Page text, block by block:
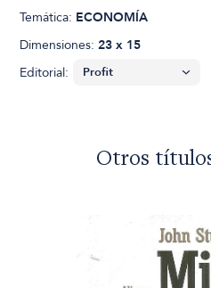
Temática: ECONOMÍA
Dimensiones:23 x 15
Editorial:
Otros